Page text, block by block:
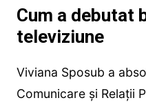
Cum a debutat
televiziune
Viviana Sposub a
Comunicare și Relații